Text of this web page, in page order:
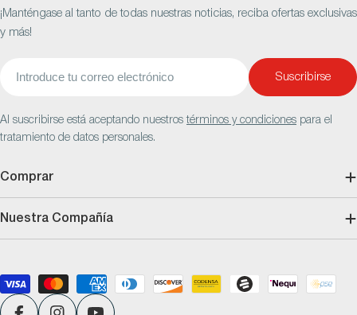
¡Manténgase al tanto de todas nuestras noticias, reciba ofertas exclusivas
y más!
Suscribirse
Al suscribirse está aceptando nuestrostérminos y condiciones para el
tratamiento de datos personales.
Comprar
Nuestra Compañía
Métodos
de